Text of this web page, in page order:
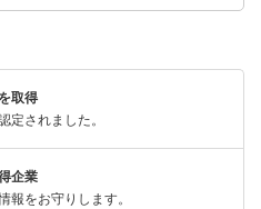
取得
定されました。
企業
報をお守りします。